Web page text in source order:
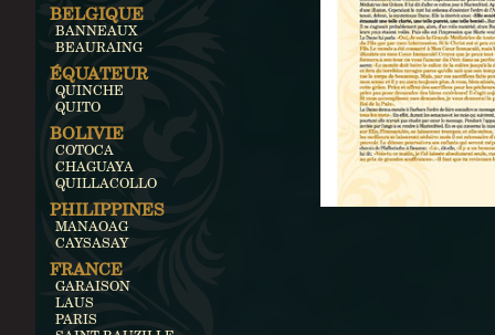
BELGIQUE
BANNEAUX
BEAURAING
ÉQUATEUR
QUINCHE
QUITO
BOLIVIE
COTOCA
CHAGUAYA
QUILLACOLLO
PHILIPPINES
MANAOAG
CAYSASAY
FRANCE
GARAISON
LAUS
PARIS